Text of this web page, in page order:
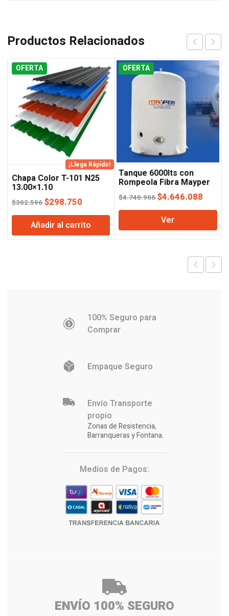
Productos Relacionados
OFERTA
¡Llega Rápido!
Chapa Color T-101 N25
13.00×1.10
(negro,verde,azul,rojo)
$302.596 El
precio
original
era:
$298.750
precio
actual
es:
Añadir al carrito
OFERTA
Tanque 6000lts con
Rompeola Fibra Mayper
$4.740.906El
precio
original
era:
$4.646.088
precio
es:
Ver
100% Seguro para
Comprar
Empaque Seguro
Envío Transporte
propio
Zonas de Resistencia,
Barranqueras y Fontana.
Medios de Pagos:
ENVÍO 100% SEGURO